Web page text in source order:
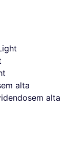
em alta
em alta